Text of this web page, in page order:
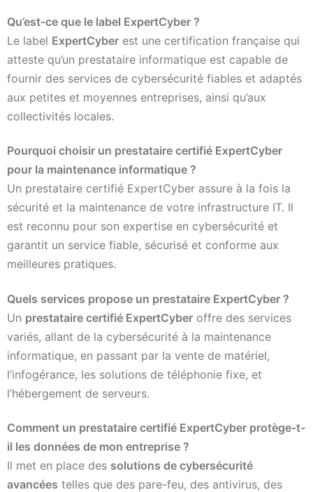
Qu’est-ce que le label ExpertCyber ?
Le label ExpertCyber est une certification française qui
atteste qu’un prestataire informatique est capable de
fournir des services de cybersécurité fiables et adaptés
aux petites et moyennes entreprises, ainsi qu’aux
collectivités locales.
Pourquoi choisir un prestataire certifié ExpertCyber
pour la maintenance informatique ?
Un prestataire certifié ExpertCyber assure à la fois la
sécurité et la maintenance de votre infrastructure IT. Il
est reconnu pour son expertise en cybersécurité et
garantit un service fiable, sécurisé et conforme aux
meilleures pratiques.
Quels services propose un prestataire ExpertCyber ?
Un prestataire certifié ExpertCyber offre des services
variés, allant de la cybersécurité à la maintenance
informatique, en passant par la vente de matériel,
l’infogérance, les solutions de téléphonie fixe, et
l’hébergement de serveurs.
Comment un prestataire certifié ExpertCyber protège-t-
il les données de mon entreprise ?
Il met en place des solutions de cybersécurité
avancées telles que des pare-feu, des antivirus, des